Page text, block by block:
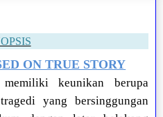
ON TRUE STORY
keunikan berupa
yang bersinggungan